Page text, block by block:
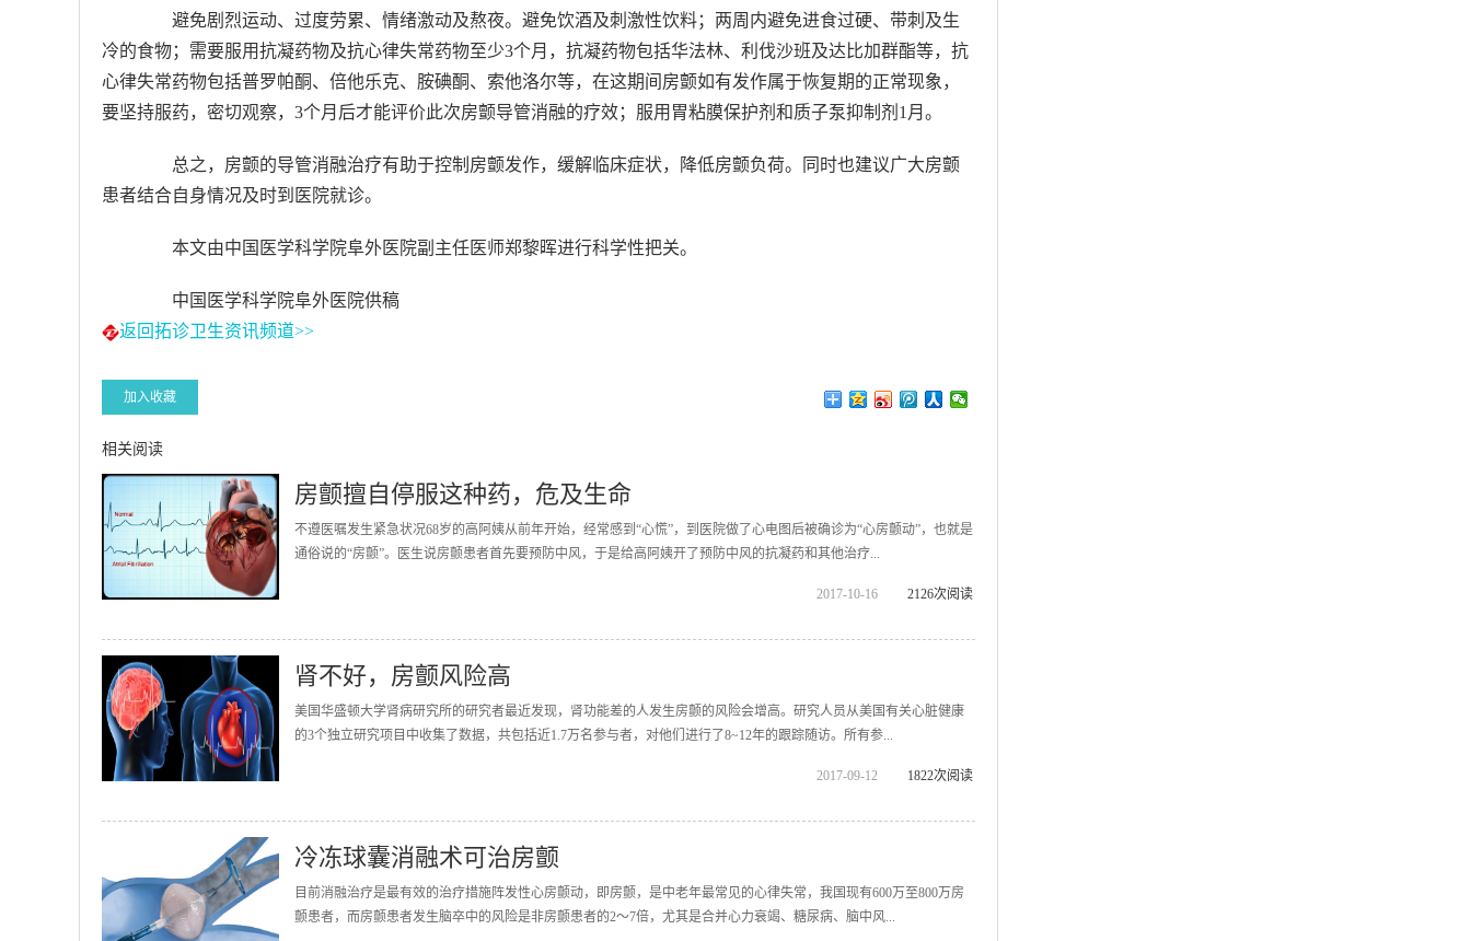
避免剧烈运动、过度劳累、情绪激动及熬夜。避免饮酒及刺激性饮料；两周内避免进食过硬、带刺及生
冷的食物；需要服用抗凝药物及抗心律失常药物至少3个月，抗凝药物包括华法林、利伐沙班及达比加群酯等，抗
心律失常药物包括普罗帕酮、倍他乐克、胺碘酮、索他洛尔等，在这期间房颤如有发作属于恢复期的正常现象，
要坚持服药，密切观察，3个月后才能评价此次房颤导管消融的疗效；服用胃粘膜保护剂和质子泵抑制剂1月。
总之，房颤的导管消融治疗有助于控制房颤发作，缓解临床症状，降低房颤负荷。同时也建议广大房颤
患者结合自身情况及时到医院就诊。
本文由中国医学科学院阜外医院副主任医师郑黎晖进行科学性把关。
中国医学科学院阜外医院供稿
返回拓诊卫生资讯频道>>
加入收藏
相关阅读
房颤擅自停服这种药，危及生命
不遵医嘱发生紧急状况68岁的高阿姨从前年开始，经常感到“心慌”，到医院做了心电图后被确诊为“心房颤动”，也就是
通俗说的“房颤”。医生说房颤患者首先要预防中风，于是给高阿姨开了预防中风的抗凝药和其他治疗...
2017-10-16 2126次阅读
肾不好，房颤风险高
美国华盛顿大学肾病研究所的研究者最近发现，肾功能差的人发生房颤的风险会增高。研究人员从美国有关心脏健康
的3个独立研究项目中收集了数据，共包括近1.7万名参与者，对他们进行了8~12年的跟踪随访。所有参...
2017-09-12 1822次阅读
冷冻球囊消融术可治房颤
目前消融治疗是最有效的治疗措施阵发性心房颤动，即房颤，是中老年最常见的心律失常，我国现有600万至800万房
颤患者，而房颤患者发生脑卒中的风险是非房颤患者的2～7倍，尤其是合并心力衰竭、糖尿病、脑中风...